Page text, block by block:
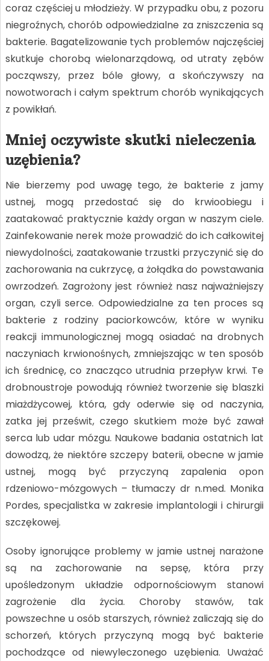
coraz częściej u młodzieży. W przypadku obu, z pozoru
niegroźnych, chorób odpowiedzialne za zniszczenia są
bakterie. Bagatelizowanie tych problemów najczęściej
skutkuje chorobą wielonarządową, od utraty zębów
począwszy, przez bóle głowy, a skończywszy na
nowotworach i całym spektrum chorób wynikających
z powikłań.
Mniej oczywiste skutki nieleczenia
uzębienia?
Nie bierzemy pod uwagę tego, że bakterie z jamy
ustnej, mogą przedostać się do krwioobiegu i
zaatakować praktycznie każdy organ w naszym ciele.
Zainfekowanie nerek może prowadzić do ich całkowitej
niewydolności, zaatakowanie trzustki przyczynić się do
zachorowania na cukrzycę, a żołądka do powstawania
owrzodzeń. Zagrożony jest również nasz najważniejszy
organ, czyli serce. Odpowiedzialne za ten proces są
bakterie z rodziny paciorkowców, które w wyniku
reakcji immunologicznej mogą osiadać na drobnych
naczyniach krwionośnych, zmniejszając w ten sposób
ich średnicę, co znacząco utrudnia przepływ krwi. Te
drobnoustroje powodują również tworzenie się blaszki
miażdżycowej, która, gdy oderwie się od naczynia,
zatka jej prześwit, czego skutkiem może być zawał
serca lub udar mózgu. Naukowe badania ostatnich lat
dowodzą, że niektóre szczepy baterii, obecne w jamie
ustnej, mogą być przyczyną zapalenia opon
rdzeniowo-mózgowych – tłumaczy dr n.med. Monika
Pordes, specjalistka w zakresie implantologii i chirurgii
szczękowej.
Osoby ignorujące problemy w jamie ustnej narażone
są na zachorowanie na sepsę, która przy
upośledzonym układzie odpornościowym stanowi
zagrożenie dla życia. Choroby stawów, tak
powszechne u osób starszych, również zaliczają się do
schorzeń, których przyczyną mogą być bakterie
pochodzące od niewyleczonego uzębienia. Uważać